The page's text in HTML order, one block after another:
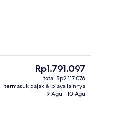
Eksterior
Harga
saat
ini
Rp1.791.097
Rp1.791.097
total Rp2.117.076
termasuk pajak & biaya lainnya
9 Agu - 10 Agu